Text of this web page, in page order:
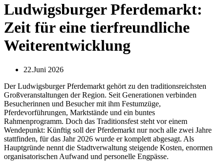
Ludwigsburger Pferdemarkt:
Zeit für eine tierfreundliche
Weiterentwicklung
22.Juni 2026
Der Ludwigsburger Pferdemarkt gehört zu den traditionsreichsten
Großveranstaltungen der Region. Seit Generationen verbinden
Besucherinnen und Besucher mit ihm Festumzüge,
Pferdevorführungen, Marktstände und ein buntes
Rahmenprogramm. Doch das Traditionsfest steht vor einem
Wendepunkt: Künftig soll der Pferdemarkt nur noch alle zwei Jahre
stattfinden, für das Jahr 2026 wurde er komplett abgesagt. Als
Hauptgründe nennt die Stadtverwaltung steigende Kosten, enormen
organisatorischen Aufwand und personelle Engpässe.